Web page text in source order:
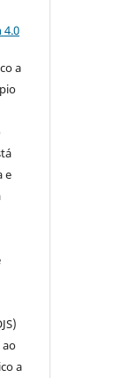
4.0
a
e
ao
a